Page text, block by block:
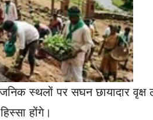
स्थलों पर सघन छायादार
होंगे।